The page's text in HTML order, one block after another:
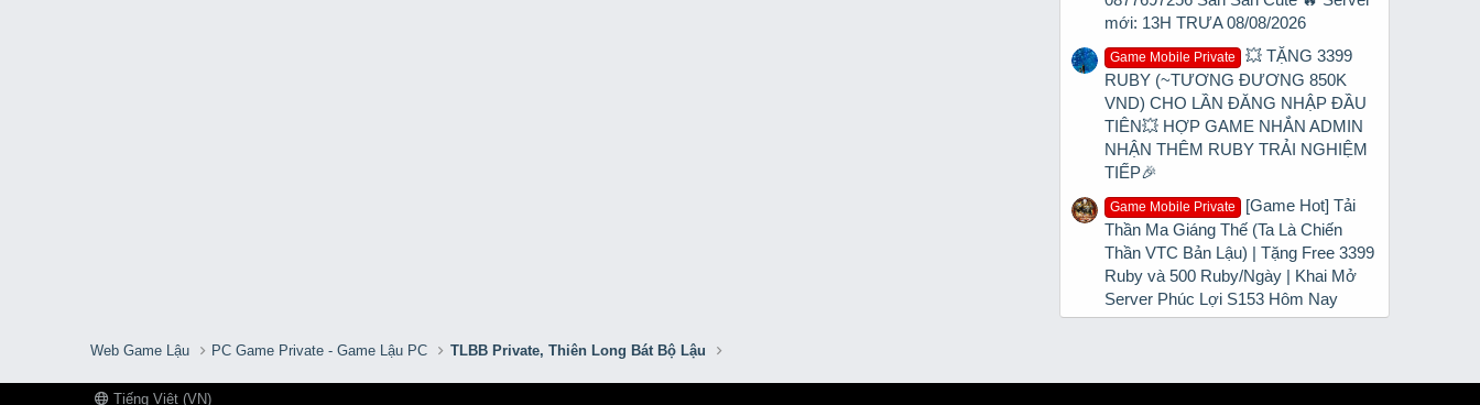
mới: 13H TRƯA 08/08/2026
Game Mobile Private
💥 TẶNG 3399
RUBY (~TƯƠNG ĐƯƠNG 850K
VND) CHO LẦN ĐĂNG NHẬP ĐẦU
TIÊN💥 HỢP GAME NHẮN ADMIN
NHẬN THÊM RUBY TRẢI NGHIỆM
TIẾP🎉
Game Mobile Private
[Game Hot] Tải
Thần Ma Giáng Thế (Ta Là Chiến
Thần VTC Bản Lậu) | Tặng Free 3399
Ruby và 500 Ruby/Ngày | Khai Mở
Server Phúc Lợi S153 Hôm Nay
Web Game Lậu PC Game Private - Game Lậu PC TLBB Private, Thiên Long Bát Bộ Lậu
Tiếng Việt (VN)